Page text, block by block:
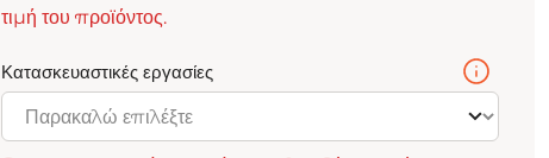
τιμή του προϊόντος.
Κατασκευαστικές εργασίες